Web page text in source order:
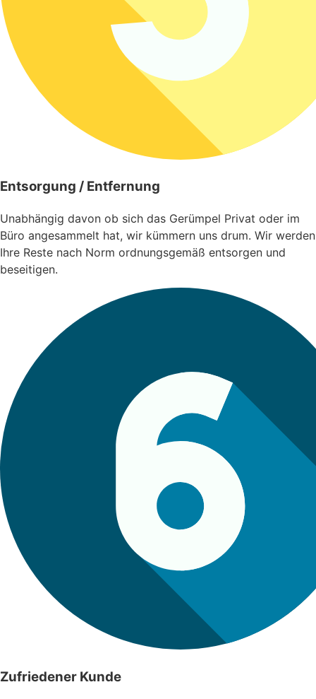
Entsorgung / Entfernung
Unabhängig davon ob sich das Gerümpel Privat oder im
Büro angesammelt hat, wir kümmern uns drum. Wir werden
Ihre Reste nach Norm ordnungsgemäß entsorgen und
beseitigen.
Zufriedener Kunde